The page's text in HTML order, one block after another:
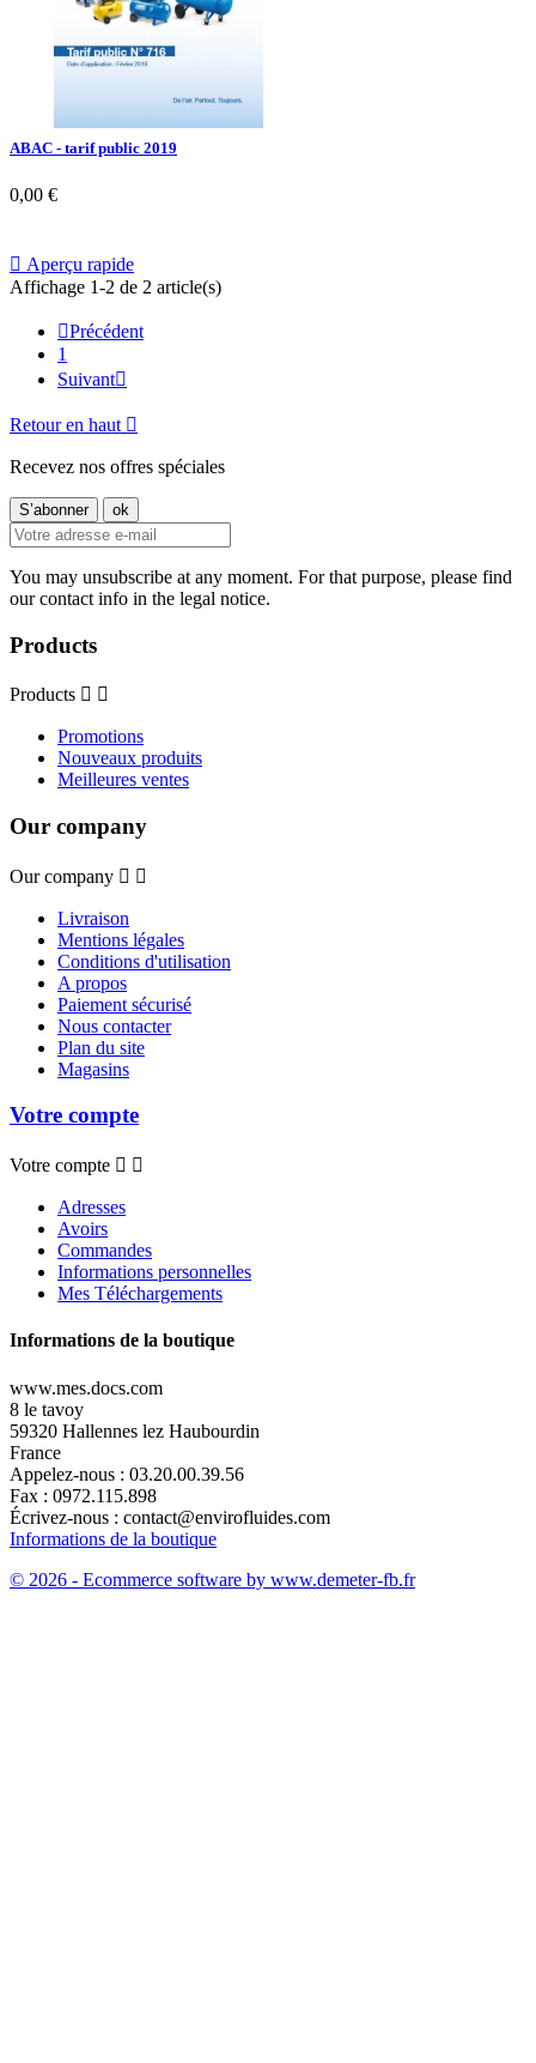
ABAC - tarif public 2019
0,00 €
 Aperçu rapide
Affichage 1-2 de 2 article(s)
Précédent
1
Suivant
Retour en haut 
Recevez nos offres spéciales
You may unsubscribe at any moment. For that purpose, please find
our contact info in the legal notice.
Products
Products  
Promotions
Nouveaux produits
Meilleures ventes
Our company
Our company  
Livraison
Mentions légales
Conditions d'utilisation
A propos
Paiement sécurisé
Nous contacter
Plan du site
Magasins
Votre compte
Votre compte  
Adresses
Avoirs
Commandes
Informations personnelles
Mes Téléchargements
Informations de la boutique
www.mes.docs.com
8 le tavoy
59320 Hallennes lez Haubourdin
France
Appelez-nous : 03.20.00.39.56
Fax : 0972.115.898
Écrivez-nous : contact@envirofluides.com
Informations de la boutique
© 2026 - Ecommerce software by www.demeter-fb.fr